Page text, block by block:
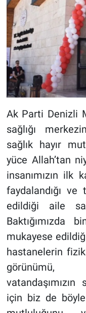
Ak Parti Denizli
sağlığı
sağlık hayır
yüce Allah’tan
insanımızın ilk
faydalandığı ve
edildiği aile
Baktığımızda
mukayese
hastanelerin
görünümü,
için biz de